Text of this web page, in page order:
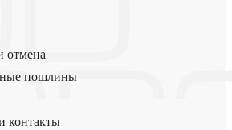
отмена
пошлины
контакты